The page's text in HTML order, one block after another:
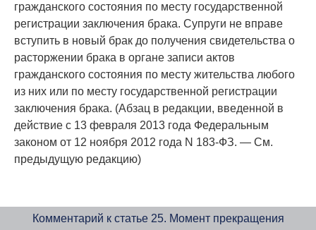
гражданского состояния по месту государственной
регистрации заключения брака. Супруги не вправе
вступить в новый брак до получения свидетельства о
расторжении брака в органе записи актов
гражданского состояния по месту жительства любого
из них или по месту государственной регистрации
заключения брака. (Абзац в редакции, введенной в
действие с 13 февраля 2013 года Федеральным
законом от 12 ноября 2012 года N 183-ФЗ. — См.
предыдущую редакцию)
Комментарий к статье 25. Момент прекращения